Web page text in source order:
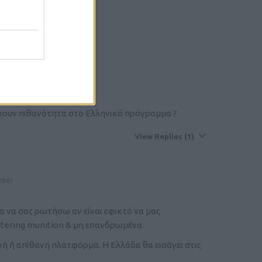
πιθανότητα στο Ελληνικό πρόγραμμα ?
View Replies (1)
σας ρωτήσω αν είναι εφικτό να μας
munition & μη επανδρωμένα.
ή απίθανη πλατφόρμα. Η Ελλάδα θα εισάγει στις